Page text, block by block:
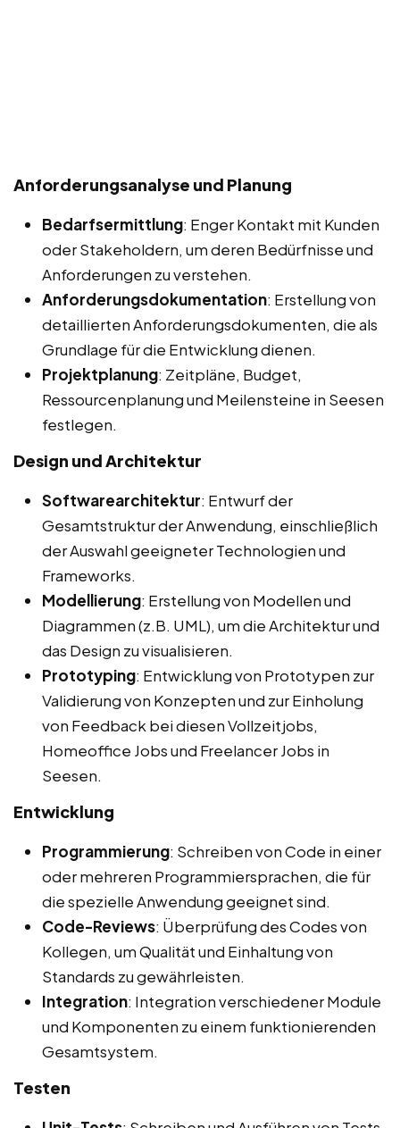
Anforderungsanalyse und Planung
Bedarfsermittlung: Enger Kontakt mit Kunden
oder Stakeholdern, um deren Bedürfnisse und
Anforderungen zu verstehen.
Anforderungsdokumentation: Erstellung von
detaillierten Anforderungsdokumenten, die als
Grundlage für die Entwicklung dienen.
Projektplanung: Zeitpläne, Budget,
Ressourcenplanung und Meilensteine in Seesen
festlegen.
Design und Architektur
Softwarearchitektur: Entwurf der
Gesamtstruktur der Anwendung, einschließlich
der Auswahl geeigneter Technologien und
Frameworks.
Modellierung: Erstellung von Modellen und
Diagrammen (z.B. UML), um die Architektur und
das Design zu visualisieren.
Prototyping: Entwicklung von Prototypen zur
Validierung von Konzepten und zur Einholung
von Feedback bei diesen Vollzeitjobs,
Homeoffice Jobs und Freelancer Jobs in
Seesen.
Entwicklung
Programmierung: Schreiben von Code in einer
oder mehreren Programmiersprachen, die für
die spezielle Anwendung geeignet sind.
Code-Reviews: Überprüfung des Codes von
Kollegen, um Qualität und Einhaltung von
Standards zu gewährleisten.
Integration: Integration verschiedener Module
und Komponenten zu einem funktionierenden
Gesamtsystem.
Testen